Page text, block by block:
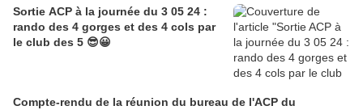
Sortie ACP à la journée du 3 05 24 :
rando des 4 gorges et des 4 cols par
le club des 5 😎😀
Compte-rendu de la réunion du bureau de l'ACP du